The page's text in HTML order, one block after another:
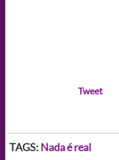
Tweet
TAGS: Nada é real